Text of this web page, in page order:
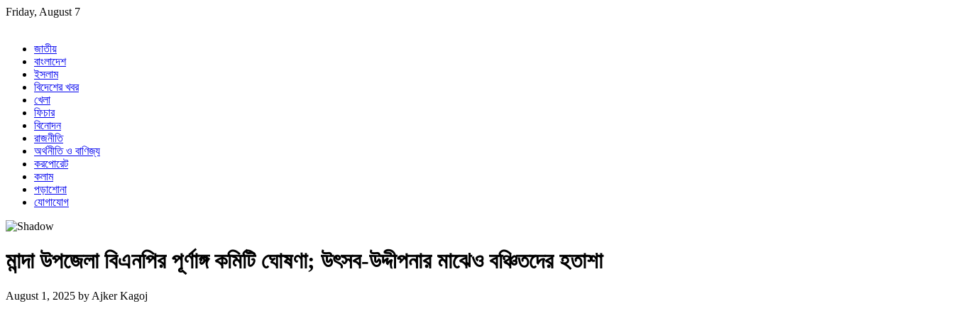
Skip
Friday, August 7
জাতীয়
বাংলাদেশ
ইসলাম
বিদেশের খবর
খেলা
ফিচার
বিনোদন
রাজনীতি
অর্থনীতি ও বাণিজ্য
করপোরেট
কলাম
পড়াশোনা
যোগাযোগ
মান্দা উপজেলা বিএনপির পূর্ণাঙ্গ কমিটি ঘোষণা; উৎসব-উদ্দীপনার মাঝেও বঞ্চিতদের হতাশা
August 1, 2025 by Ajker Kagoj